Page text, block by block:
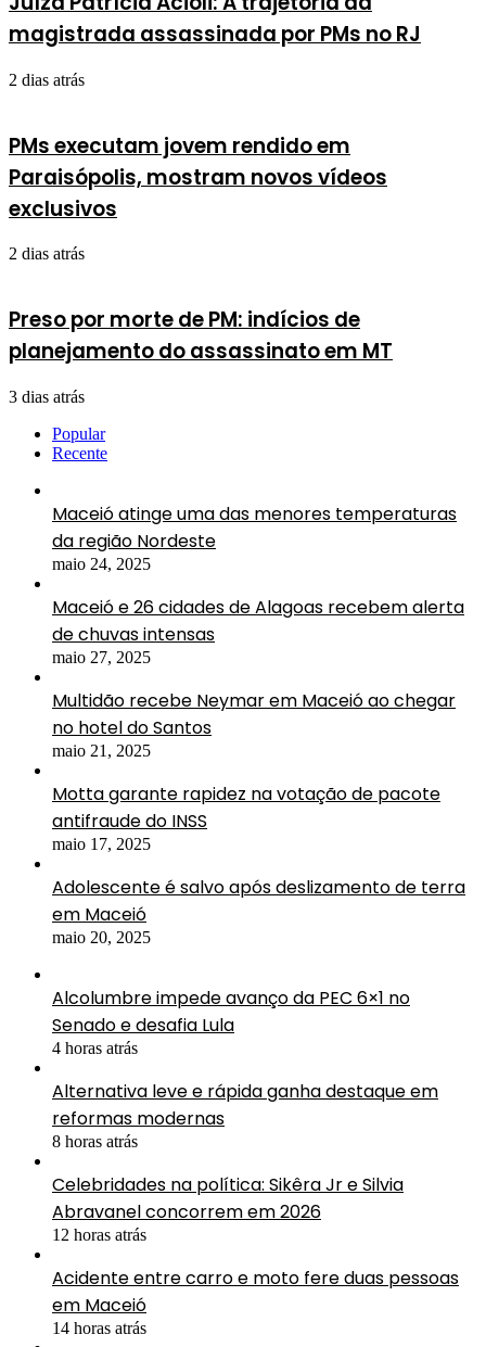
magistrada assassinada por PMs no RJ
2 dias atrás
PMs executam jovem rendido em
Paraisópolis, mostram novos vídeos
exclusivos
2 dias atrás
Preso por morte de PM: indícios de
planejamento do assassinato em MT
3 dias atrás
Popular
Recente
Maceió atinge uma das menores temperaturas
da região Nordeste
maio 24, 2025
Maceió e 26 cidades de Alagoas recebem alerta
de chuvas intensas
maio 27, 2025
Multidão recebe Neymar em Maceió ao chegar
no hotel do Santos
maio 21, 2025
Motta garante rapidez na votação de pacote
antifraude do INSS
maio 17, 2025
Adolescente é salvo após deslizamento de terra
em Maceió
maio 20, 2025
Alcolumbre impede avanço da PEC 6×1 no
Senado e desafia Lula
4 horas atrás
Alternativa leve e rápida ganha destaque em
reformas modernas
8 horas atrás
Celebridades na política: Sikêra Jr e Silvia
Abravanel concorrem em 2026
12 horas atrás
Acidente entre carro e moto fere duas pessoas
em Maceió
14 horas atrás